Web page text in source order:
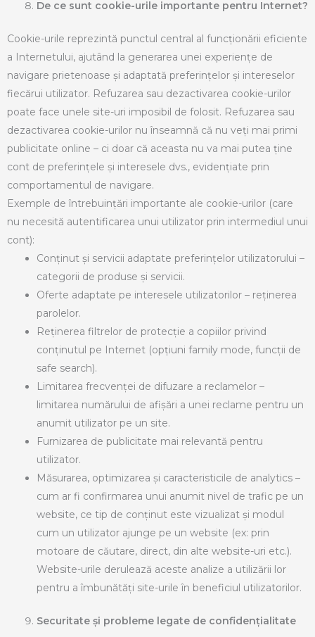
De ce sunt cookie-urile importante pentru Internet?
Cookie-urile reprezintă punctul central al funcționării eficiente
a Internetului, ajutând la generarea unei experiențe de
navigare prietenoase și adaptată preferințelor și intereselor
fiecărui utilizator. Refuzarea sau dezactivarea cookie-urilor
poate face unele site-uri imposibil de folosit. Refuzarea sau
dezactivarea cookie-urilor nu înseamnă că nu veți mai primi
publicitate online – ci doar că aceasta nu va mai putea ține
cont de preferințele și interesele dvs., evidențiate prin
comportamentul de navigare.
Exemple de întrebuințări importante ale cookie-urilor (care
nu necesită autentificarea unui utilizator prin intermediul unui
cont):
Conținut și servicii adaptate preferințelor utilizatorului –
categorii de produse și servicii.
Oferte adaptate pe interesele utilizatorilor – reținerea
parolelor.
Reținerea filtrelor de protecție a copiilor privind
conținutul pe Internet (opțiuni family mode, funcții de
safe search).
Limitarea frecvenței de difuzare a reclamelor –
limitarea numărului de afișări a unei reclame pentru un
anumit utilizator pe un site.
Furnizarea de publicitate mai relevantă pentru
utilizator.
Măsurarea, optimizarea și caracteristicile de analytics –
cum ar fi confirmarea unui anumit nivel de trafic pe un
website, ce tip de conținut este vizualizat și modul
cum un utilizator ajunge pe un website (ex: prin
motoare de căutare, direct, din alte website-uri etc.).
Website-urile derulează aceste analize a utilizării lor
pentru a îmbunătăți site-urile în beneficiul utilizatorilor.
Securitate și probleme legate de confidențialitate